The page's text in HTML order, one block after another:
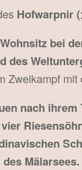
Hofwarpnir
bei
des
Zweikampf mit
nach
Mälarsees.